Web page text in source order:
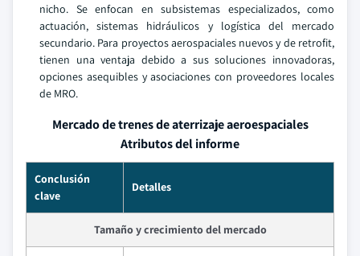
nicho. Se enfocan en subsistemas especializados, como
actuación, sistemas hidráulicos y logística del mercado
secundario. Para proyectos aerospaciales nuevos y de retrofit,
tienen una ventaja debido a sus soluciones innovadoras,
opciones asequibles y asociaciones con proveedores locales
de MRO.
Mercado de trenes de aterrizaje aeroespaciales
Atributos del informe
Conclusión
clave
Detalles
Tamaño y crecimiento del mercado